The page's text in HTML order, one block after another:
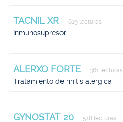
TACNIL XR 619 lecturas
Inmunosupresor
ALERXO FORTE 361 lecturas
Tratamiento de rinitis alérgica
GYNOSTAT 20 518 lecturas